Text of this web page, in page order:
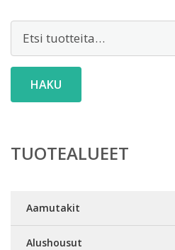
Etsi:
HAKU
TUOTEALUEET
Aamutakit
Alushousut